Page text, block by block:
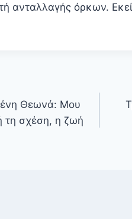
ανταλλαγής όρκων.
Θεωνά: Μου
τη σχέση, η ζωή